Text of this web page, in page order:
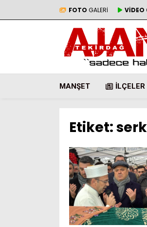
FOTO GALERİ VİDEO
MANŞET İLÇELER
Etiket: